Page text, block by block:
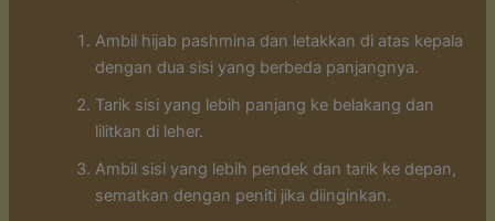
Ambil hijab pashmina dan letakkan di atas kepala
dengan dua sisi yang berbeda panjangnya.
Tarik sisi yang lebih panjang ke belakang dan
lilitkan di leher.
Ambil sisi yang lebih pendek dan tarik ke depan,
sematkan dengan peniti jika diinginkan.